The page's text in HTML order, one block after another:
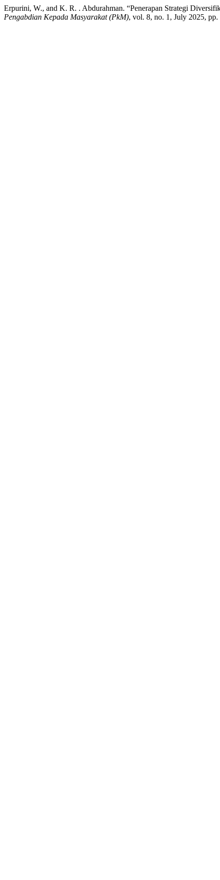
Erpurini, W., and K. R. . Abdurahman. “Penerapan Strategi
Pengabdian Kepada Masyarakat (PkM), vol. 8, no. 1, July 2025,